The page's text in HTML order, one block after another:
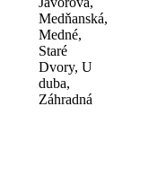
Medňanská,
Medné,
Staré
Dvory, U
duba,
Záhradná